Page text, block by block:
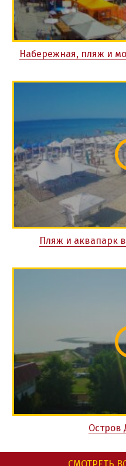
Набережная, пляж и
Пляж и аквапарк
Остров